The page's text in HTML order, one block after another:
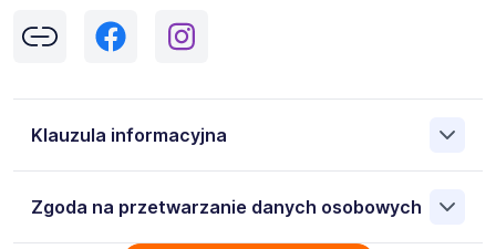
Klauzula informacyjna
TRENKWALDER&PARTNER SP Z O.O. 96-100 Skierniewice
Zgoda na przetwarzanie danych osobowych